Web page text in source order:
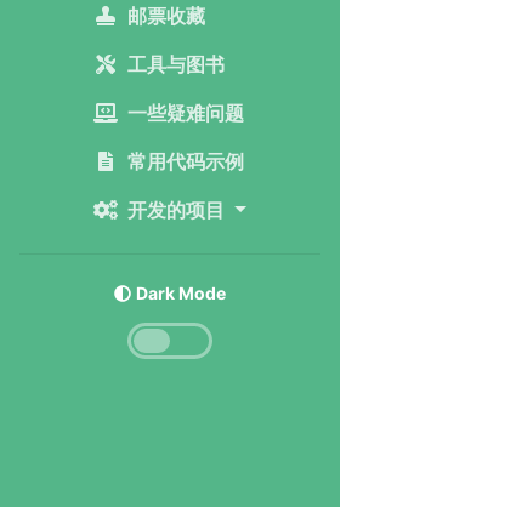
邮票收藏
工具与图书
一些疑难问题
常用代码示例
开发的项目
Dark Mode